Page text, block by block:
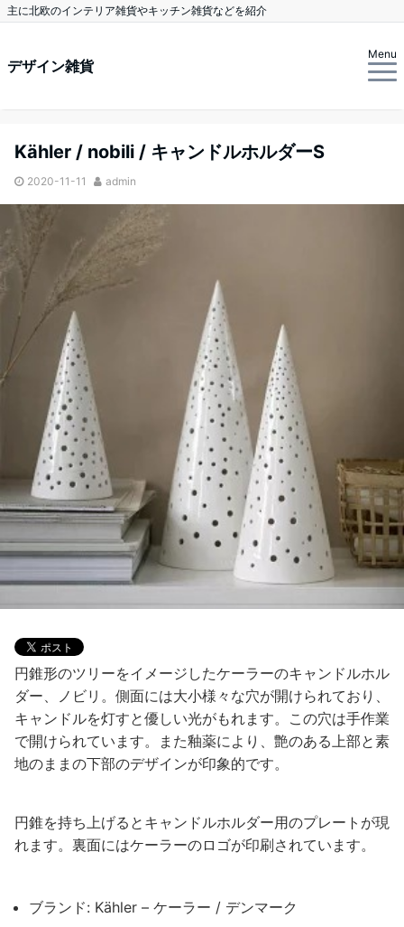
主に北欧のインテリア雑貨やキッチン雑貨などを紹介
デザイン雑貨
Menu
Kähler / nobili / キャンドルホルダーS
2020-11-11 admin
円錐形のツリーをイメージしたケーラーのキャンドルホル
ダー、ノビリ。側面には大小様々な穴が開けられており、
キャンドルを灯すと優しい光がもれます。この穴は手作業
で開けられています。また釉薬により、艶のある上部と素
地のままの下部のデザインが印象的です。
円錐を持ち上げるとキャンドルホルダー用のプレートが現
れます。裏面にはケーラーのロゴが印刷されています。
ブランド: Kähler – ケーラー / デンマーク